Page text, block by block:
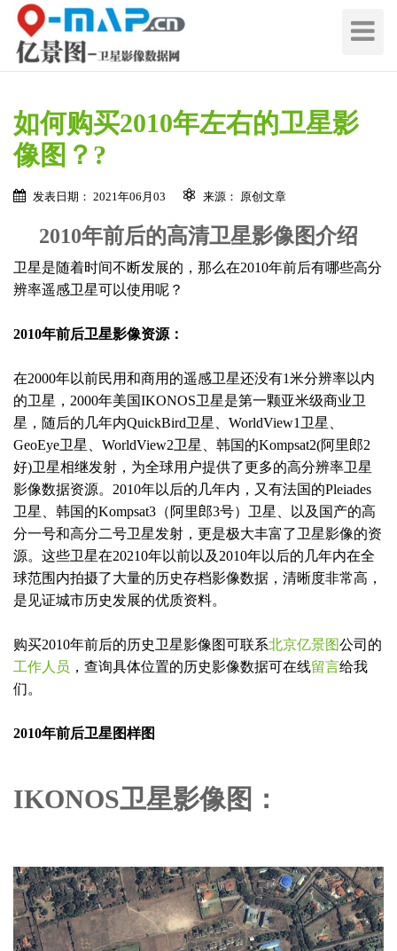
切
导
如何购买2010年左右的卫星影
像图？?
发表日期： 2021年06月03 来源： 原创文章
2010年前后的高清卫星影像图介绍
卫星是随着时间不断发展的，那么在2010年前后有哪些高分
辨率遥感卫星可以使用呢？
2010年前后卫星影像资源：
在2000年以前民用和商用的遥感卫星还没有1米分辨率以内
的卫星，2000年美国IKONOS卫星是第一颗亚米级商业卫
星，随后的几年内QuickBird卫星、WorldView1卫星、
GeoEye卫星、WorldView2卫星、韩国的Kompsat2(阿里郎2
好)卫星相继发射，为全球用户提供了更多的高分辨率卫星
影像数据资源。2010年以后的几年内，又有法国的Pleiades
卫星、韩国的Kompsat3（阿里郎3号）卫星、以及国产的高
分一号和高分二号卫星发射，更是极大丰富了卫星影像的资
源。这些卫星在20210年以前以及2010年以后的几年内在全
球范围内拍摄了大量的历史存档影像数据，清晰度非常高，
是见证城市历史发展的优质资料。
购买2010年前后的历史卫星影像图可联系北京亿景图公司的
工作人员 ，查询具体位置的历史影像数据可在线留言给我
们。
2010年前后卫星图样图
IKONOS卫星影像图：